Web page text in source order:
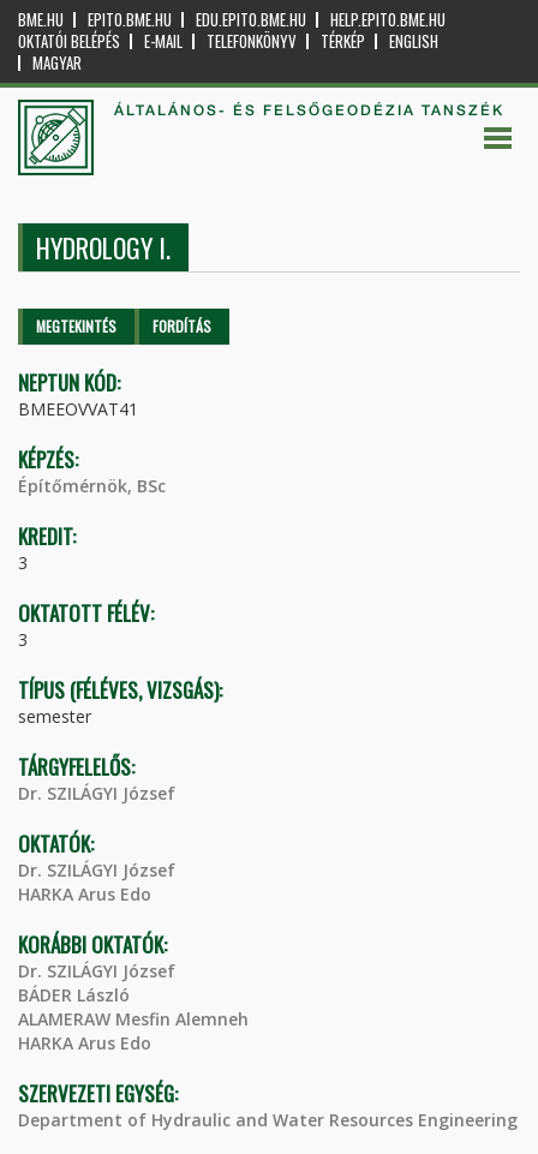
BME.HU EPITO.BME.HU EDU.EPITO.BME.HU
HELP.EPITO.BME.HU
OKTATÓI BELÉPÉS
E-MAIL TELEFONKÖNYV TÉRKÉP
ENGLISH
MAGYAR
ÁLTALÁNOS- ÉS FELSŐGEODÉZIA TANSZÉK
HYDROLOGY I.
Elsődleges fülek
MEGTEKINTÉS (AKTÍVFORDÍTÁS
NEPTUN KÓD:
BMEEOVVAT41
KÉPZÉS:
Építőmérnök, BSc
KREDIT:
3
OKTATOTT FÉLÉV:
3
TÍPUS (FÉLÉVES, VIZSGÁS):
semester
TÁRGYFELELŐS:
Dr. SZILÁGYI József
OKTATÓK:
Dr. SZILÁGYI József
HARKA Arus Edo
KORÁBBI OKTATÓK:
Dr. SZILÁGYI József
BÁDER László
ALAMERAW Mesfin Alemneh
HARKA Arus Edo
SZERVEZETI EGYSÉG:
Department of Hydraulic and Water Resources Engineering